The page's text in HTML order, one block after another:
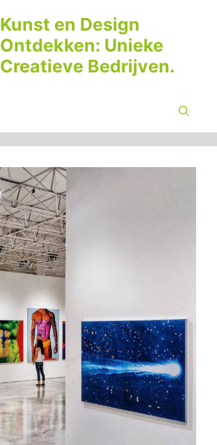
Kunst en Design
Ontdekken: Unieke
Creatieve Bedrijven.